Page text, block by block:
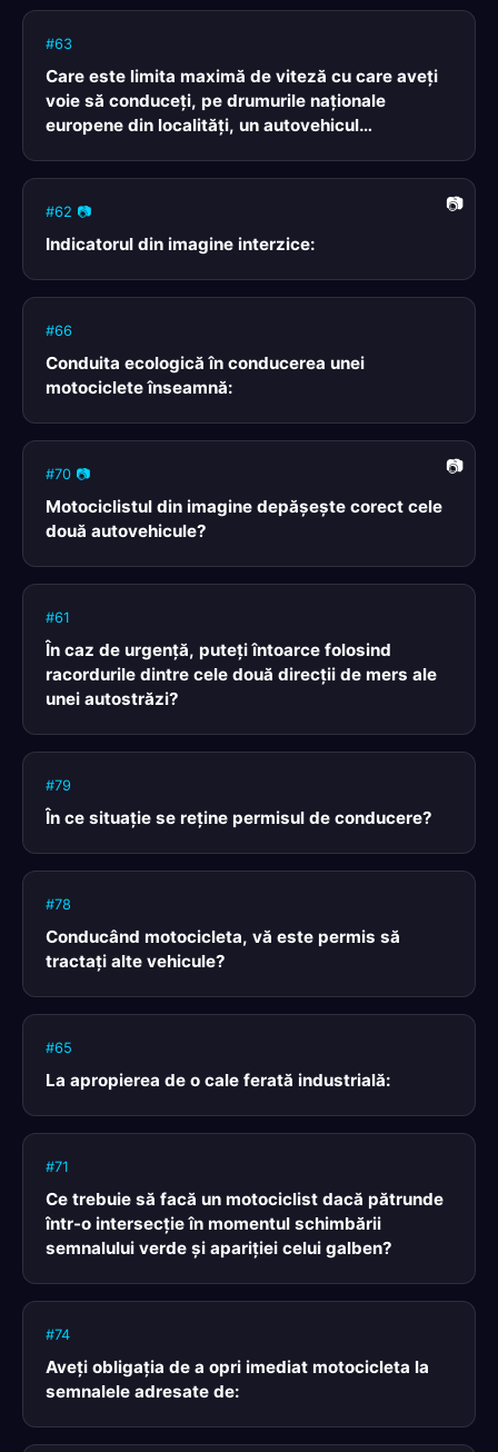
#63
Care este limita maximă de viteză cu care aveţi
voie să conduceţi, pe drumurile naţionale
europene din localităţi, un autovehicul
#62 📷
Indicatorul din imagine interzice:
#66
Conduita ecologică în conducerea unei
motociclete înseamnă:
#70 📷
Motociclistul din imagine depăşeşte corect cele
două autovehicule?
#61
În caz de urgenţă, puteţi întoarce folosind
racordurile dintre cele două direcţii de mers ale
unei autostrăzi?
#79
În ce situaţie se reţine permisul de conducere?
#78
Conducând motocicleta, vă este permis să
tractaţi alte vehicule?
#65
La apropierea de o cale ferată industrială:
#71
Ce trebuie să facă un motociclist dacă pătrunde
într-o intersecţie în momentul schimbării
semnalului verde şi apariţiei celui galben?
#74
Aveţi obligaţia de a opri imediat motocicleta la
semnalele adresate de: